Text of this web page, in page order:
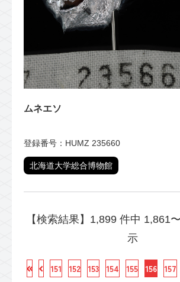
ムネエソ
登録番号：HUMZ 235660
北海道大学総合博物館
【検索結果】1,899 件中 1,861
示
151 152 153 154 155 156 157